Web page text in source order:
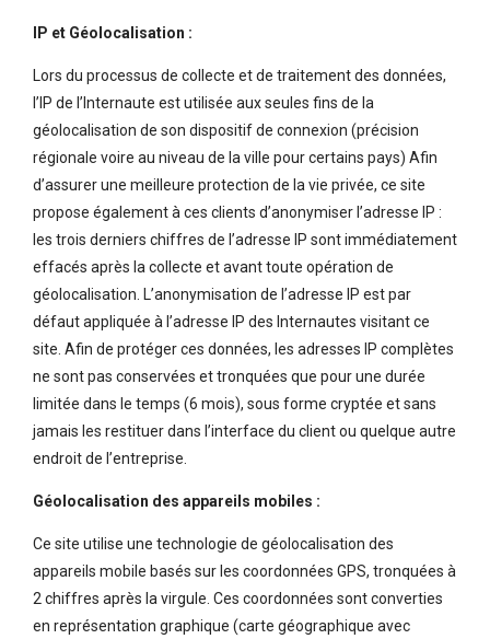
IP et Géolocalisation :
Lors du processus de collecte et de traitement des données,
l’IP de l’Internaute est utilisée aux seules fins de la
géolocalisation de son dispositif de connexion (précision
régionale voire au niveau de la ville pour certains pays) Afin
d’assurer une meilleure protection de la vie privée, ce site
propose également à ces clients d’anonymiser l’adresse IP :
les trois derniers chiffres de l’adresse IP sont immédiatement
effacés après la collecte et avant toute opération de
géolocalisation. L’anonymisation de l’adresse IP est par
défaut appliquée à l’adresse IP des Internautes visitant ce
site. Afin de protéger ces données, les adresses IP complètes
ne sont pas conservées et tronquées que pour une durée
limitée dans le temps (6 mois), sous forme cryptée et sans
jamais les restituer dans l’interface du client ou quelque autre
endroit de l’entreprise.
Géolocalisation des appareils mobiles :
Ce site utilise une technologie de géolocalisation des
appareils mobile basés sur les coordonnées GPS, tronquées à
2 chiffres après la virgule. Ces coordonnées sont converties
en représentation graphique (carte géographique avec